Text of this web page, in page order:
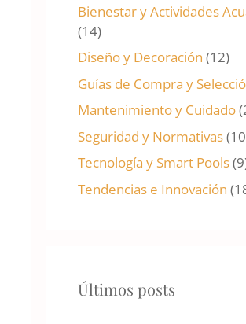
Bienestar y Actividades
(14)
Diseño y Decoración (12)
Guías de Compra y
Mantenimiento y Cuidado
Seguridad y Normativas
Tecnología y Smart Pools
Tendencias e Innovación
Últimos posts